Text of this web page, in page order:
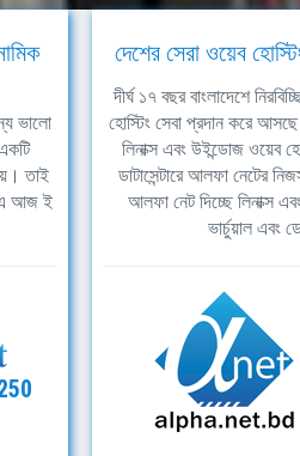
ভালো
তাই
এ আজ ই
দেশের সেরা ওয়েব
দীর্ঘ ১৭ বছর বাংলাদেশে
হোস্টিং সেবা প্রদান করে
লিনাক্স এবং উইন্ডোজ ওয়েব
ডাটাসেন্টারে আলফা নেটের
আলফা নেট দিচ্ছে লিনাক্স
ভার্চুয়াল এবং